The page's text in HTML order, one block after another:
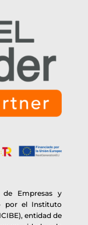
Empresas y
por el Instituto
entidad de